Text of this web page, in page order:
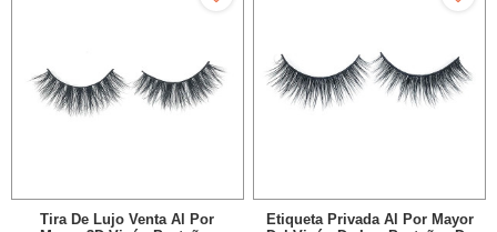
Tira De Lujo Venta Al Por
Etiqueta Privada Al Por Mayor